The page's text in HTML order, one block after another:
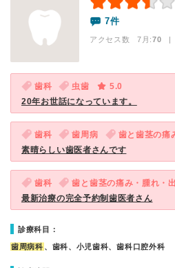
7件
アクセス数 7月:70 |
歯科 虫歯
5.0
20年お世話になっています。
歯科 歯周病 歯と歯茎の痛
素晴らしい歯医者さんです
歯科 歯と歯茎の痛み・腫れ・
最新治療の完全予約制歯医者さん
診療科目：
歯周病科 、歯科、小児歯科、歯科口腔外科